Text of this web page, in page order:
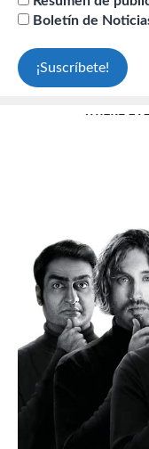
Boletín de